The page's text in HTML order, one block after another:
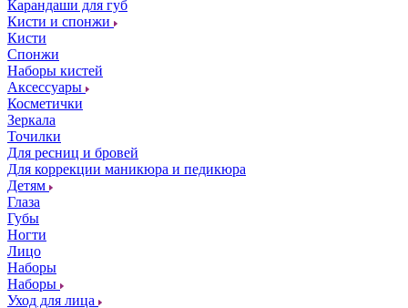
Карандаши для губ
Кисти и спонжи
Кисти
Спонжи
Наборы кистей
Аксессуары
Косметички
Зеркала
Точилки
Для ресниц и бровей
Для коррекции маникюра и педикюра
Детям
Глаза
Губы
Ногти
Лицо
Наборы
Наборы
Уход для лица